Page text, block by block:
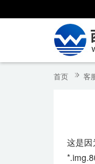
首页 客
这是